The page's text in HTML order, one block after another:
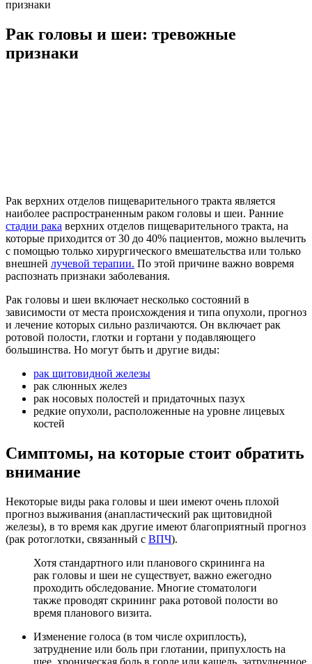
признаки
Рак головы и шеи: тревожные
признаки
Рак верхних отделов пищеварительного тракта является
наиболее распространенным раком головы и шеи. Ранние
стадии рака верхних отделов пищеварительного тракта, на
которые приходится от 30 до 40% пациентов, можно вылечить
с помощью только хирургического вмешательства или только
внешней лучевой терапии. По этой причине важно вовремя
распознать признаки заболевания.
Рак головы и шеи включает несколько состояний в
зависимости от места происхождения и типа опухоли, прогноз
и лечение которых сильно различаются. Он включает рак
ротовой полости, глотки и гортани у подавляющего
большинства. Но могут быть и другие виды:
рак щитовидной железы
рак слюнных желез
рак носовых полостей и придаточных пазух
редкие опухоли, расположенные на уровне лицевых
костей
Симптомы, на которые стоит обратить
внимание
Некоторые виды рака головы и шеи имеют очень плохой
прогноз выживания (анапластический рак щитовидной
железы), в то время как другие имеют благоприятный прогноз
(рак ротоглотки, связанный с ВПЧ).
Хотя стандартного или планового скрининга на
рак головы и шеи не существует, важно ежегодно
проходить обследование. Многие стоматологи
также проводят скрининг рака ротовой полости во
время планового визита.
Изменение голоса (в том числе охриплость),
затруднение или боль при глотании, припухлость на
шее, хроническая боль в горле или кашель, затрудненное